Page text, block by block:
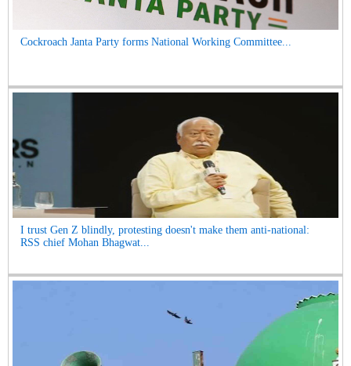
Cockroach Janta Party forms National Working Committee...
I trust Gen Z blindly, protesting doesn't make them anti-national:
RSS chief Mohan Bhagwat...